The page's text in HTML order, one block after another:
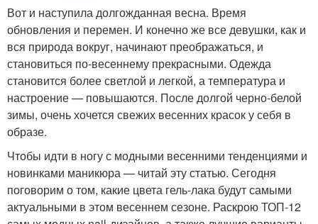
Вот и наступила долгожданная весна. Время
обновления и перемен. И конечно же все девушки, как и
вся природа вокруг, начинают преображаться, и
становиться по-весеннему прекрасными. Одежда
становится более светлой и легкой, а температура и
настроение — повышаются. После долгой черно-белой
зимы, очень хочется свежих весенних красок у себя в
образе.
Чтобы идти в ногу с модными весенними тенденциями и
новинками маникюра — читай эту статью. Сегодня
поговорим о том, какие цвета гель-лака будут самыми
актуальными в этом весеннем сезоне. Раскрою ТОП-12